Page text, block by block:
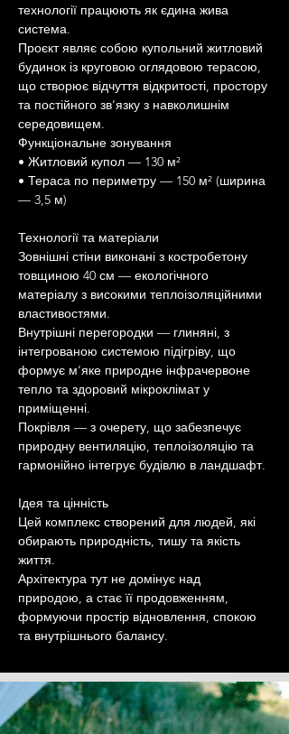
технології працюють як єдина жива
система.
Проєкт являє собою купольний житловий
будинок із круговою оглядовою терасою,
що створює відчуття відкритості, простору
та постійного зв’язку з навколишнім
середовищем.
Функціональне зонування
• Житловий купол — 130 м²
• Тераса по периметру — 150 м² (ширина
— 3,5 м)
Технології та матеріали
Зовнішні стіни виконані з костробетону
товщиною 40 см — екологічного
матеріалу з високими теплоізоляційними
властивостями.
Внутрішні перегородки — глиняні, з
інтегрованою системою підігріву, що
формує м’яке природне інфрачервоне
тепло та здоровий мікроклімат у
приміщенні.
Покрівля — з очерету, що забезпечує
природну вентиляцію, теплоізоляцію та
гармонійно інтегрує будівлю в ландшафт.
Ідея та цінність
Цей комплекс створений для людей, які
обирають природність, тишу та якість
життя.
Архітектура тут не домінує над
природою, а стає її продовженням,
формуючи простір відновлення, спокою
та внутрішнього балансу.